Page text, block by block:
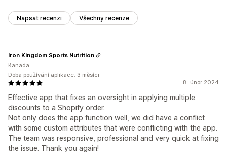
Napsat recenzi Všechny recenze
8. únor 2024
Effective app that fixes an oversight in applying multiple
discounts to a Shopify order.
Not only does the app function well, we did have a conflict
with some custom attributes that were conflicting with the app.
The team was responsive, professional and very quick at fixing
the issue. Thank you again!
Iron Kingdom Sports Nutrition
Kanada
Doba používání aplikace: 3 měsíci